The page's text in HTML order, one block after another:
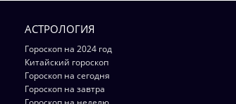
АСТРОЛОГИЯ
Гороскоп на 2024 год
Китайский гороскоп
Гороскоп на сегодня
Гороскоп на завтра